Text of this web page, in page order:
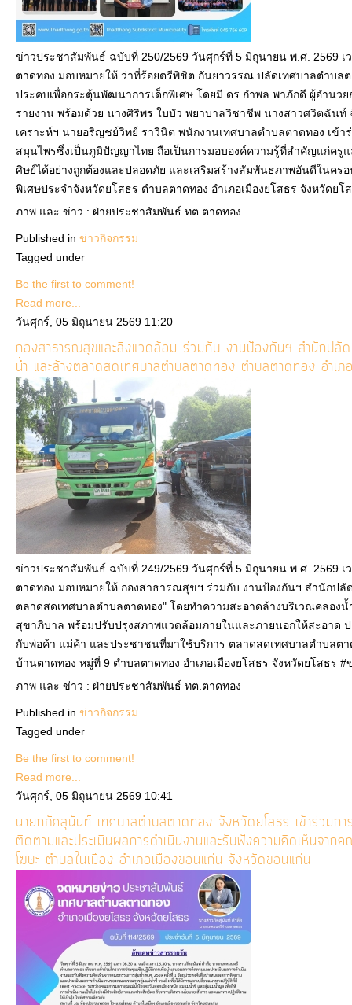
ข่าวประชาสัมพันธ์ ฉบับที่ 250/2569 วันศุกร์ที่ 5 มิถุนายน พ.ศ. 2569
ตาดทอง มอบหมายให้ ว่าที่ร้อยตรีพิชิต กันยาวรรณ ปลัดเทศบาลตำบล
ประคบเพื่อกระตุ้นพัฒนาการเด็กพิเศษ โดยมี ดร.กำพล พาภักดี ผู้อำนว
รายงาน พร้อมด้วย นางศิริพร ใบบัว พยาบาลวิชาชีพ นางสาวศวิตฉัน
เคราะห์ฯ นายอริญชย์วิทย์ ราวินิต พนักงานเทศบาลตำบลตาดทอง เข้า
สมุนไพรซึ่งเป็นภูมิปัญญาไทย ถือเป็นการมอบองค์ความรู้ที่สำคัญแก่ค
ศิษย์ได้อย่างถูกต้องและปลอดภัย และเสริมสร้างสัมพันธภาพอันดีในค
พิเศษประจำจังหวัดยโสธร ตำบลตาดทอง อำเภอเมืองยโสธร จังหวัด
ภาพ และ ข่าว : ฝ่ายประชาสัมพันธ์ ทต.ตาดทอง
Published in ข่าวกิจกรรม
Tagged under
Be the first to comment!
Read more...
วันศุกร์, 05 มิถุนายน 2569 11:20
กองสาธารณสุขและสิ่งแวดล้อม ร่วมกับ งานป้องกันฯ สำนักปลั
น้ำ และล้างตลาดสดเทศบาลตำบลตาดทอง ตำบลตาดทอง อำเภ
ข่าวประชาสัมพันธ์ ฉบับที่ 249/2569 วันศุกร์ที่ 5 มิถุนายน พ.ศ. 2569
ตาดทอง มอบหมายให้ กองสาธารณสุขฯ ร่วมกับ งานป้องกันฯ สำนักป
ตลาดสดเทศบาลตำบลตาดทอง" โดยทำความสะอาดล้างบริเวณคลอง
สุขาภิบาล พร้อมปรับปรุงสภาพแวดล้อมภายในและภายนอกให้สะอาด
กับพ่อค้า แม่ค้า และประชาชนที่มาใช้บริการ ตลาดสดเทศบาลตำบล
บ้านตาดทอง หมู่ที่ 9 ตำบลตาดทอง อำเภอเมืองยโสธร จังหวัดยโสธร
ภาพ และ ข่าว : ฝ่ายประชาสัมพันธ์ ทต.ตาดทอง
Published in ข่าวกิจกรรม
Tagged under
Be the first to comment!
Read more...
วันศุกร์, 05 มิถุนายน 2569 10:41
นายกภัคสุนันท์ เทศบาลตำบลตาดทอง จังหวัดยโสธร เข้าร่วมกา
ติดตามและประเมินผลการดำเนินงานและรับฟังความคิดเห็น
โฆษะ ตำบลในเมือง อำเภอเมืองขอนแก่น จังหวัดขอนแก่น